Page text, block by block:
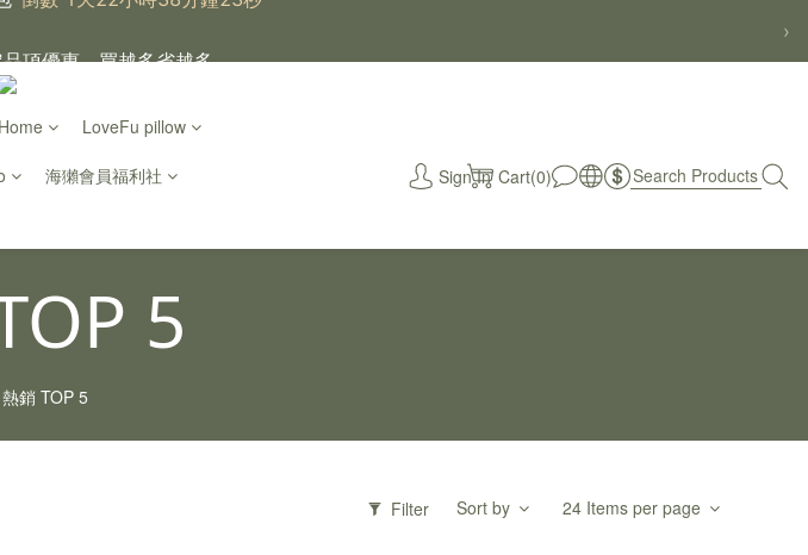
家起點，送上祝福
›
LoveFu pillow
海獺會員福利社 Sign In Cart(0)
5
熱銷 TOP 5
Filter Sort by 24 Items per page